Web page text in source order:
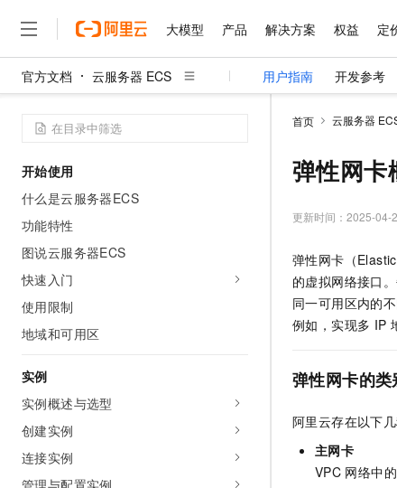
大模型 产品 解决方案 权益 定
官方文档 云服务器 ECS 用户指南 开发参考
开始使用
什么是云服务器ECS
功能特性
图说云服务器ECS
快速入门
使用限制
地域和可用区
实例
实例概述与选型
创建实例
连接实例
管理与配置实例
首页 云服务器
弹性网卡
更新时间： 2025-04-
弹性网卡（
的虚拟网络接口
同一可用区内的
例如，实现多 IP
弹性网卡的类
阿里云存在以下
主网卡
VPC 网络中
大模型
千问AI平台
Qwen3.8-Max HOT
智能体时代全能旗舰模型
Qwen3.7-Plus
Qwen3-VL-Plus
大模型服务
产品
精选产品
计算
容器
网络与CDN
安全
中间件
精选产品
大模型服务与应用平台
多元化、高性能、安全可
无影云电脑
随时随地安全接入的云上
云解析DNS
面向分析的企业级SaaS
解决方案
精选解决方案
互联网应用开发
大数据
安全
网络
可观测
精选解决方案
企业级Agent产品，直接
HappyHorse 打造一站
快速拥有专属
权益 普惠上云
云服务器38元/年起，超
推荐新用户得奖励，单订
云工开物
高校专属算力普惠，学
免费试用
最高领取价值200元试用
AI 产品 免费试用
140+云产品 免费试用
定价 产品定价
了解云产品的定价详情
云上成本管理
管理和优化成本
云市场 精选商城
多端小程序
观测云
Tuya 物联网平台阿里
蓝凌 OA
电子合同
Tableau 订阅
AI空中课堂在线直播
伙伴 成为销售伙伴
咨询伙伴
销售伙伴合作计划
无影生态合作计划
Salesforce On Alibaba
Consulting Partner 合
服务 售前咨询
售后服务
自助服务
在线服务
工单服务
短信专区
了解阿里云 为什么选择阿里云
技术领先
分析师报告
研究报告与白皮书
AI 算法大赛
云开发大赛
入门学习赛